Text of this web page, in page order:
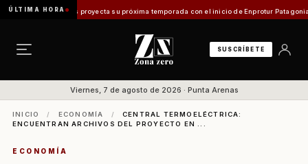
ÚLTIMA HORAproyecta su próxima temporada con el inicio de Enprotur Patagonia 2026
SUSCRÍBETE
Viernes, 7 de agosto de 2026 · Punta Arenas
INICIO / ECONOMÍA /
CENTRAL TERMOELÉCTRICA:
ENCUENTRAN ARCHIVOS DEL PROYECTO EN ...
ECONOMÍA